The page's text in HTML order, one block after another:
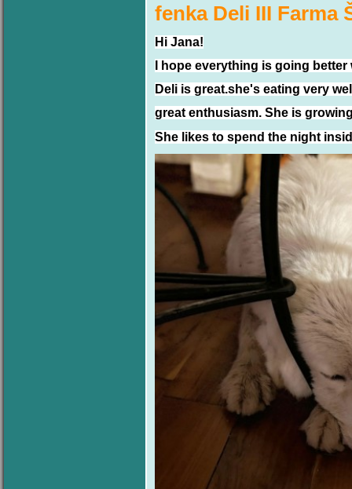
fenka Deli III Farma
Hi Jana!
I hope everything is going
Deli is great.she's eating very
great enthusiasm. She is
She likes to spend the night